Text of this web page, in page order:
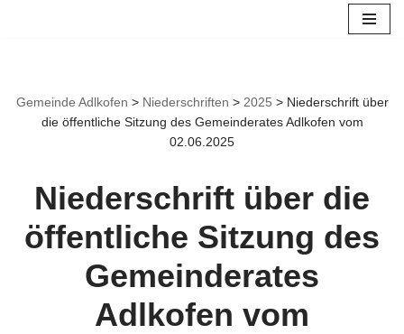
Gemeinde Adlkofen > Niederschriften > 2025 > Niederschrift über
die öffentliche Sitzung des Gemeinderates Adlkofen vom
02.06.2025
Niederschrift über die
öffentliche Sitzung des
Gemeinderates
Adlkofen vom